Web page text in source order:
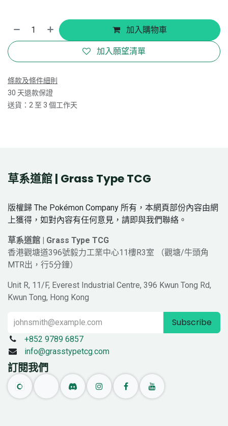
加入購物車
加入願望清單
條款及條件細則
30 天退款保證
送貨：2 至 3 個工作天
草系道館 | Grass Type TCG
版權歸 The Pokémon Company 所有，本網頁部份內容由網
上獲得，如對內容有任何意見，請即與我們聯絡。
草系道館 | Grass Type TCG
香港觀塘道396號毅力工業中心11樓R3室 （觀塘/牛頭角
MTR出，行5分鐘）
Unit R, 11/F, Everest Industrial Centre, 396 Kwun Tong Rd,
Kwun Tong, Hong Kong
Subscribe
+852 9789 6857
info@grasstypetcg.com
訂閱我們